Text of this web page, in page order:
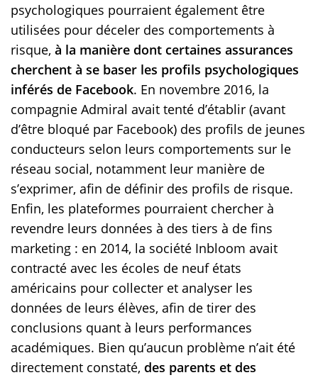
psychologiques pourraient également être
utilisées pour déceler des comportements à
risque, à la manière dont certaines assurances
cherchent à se baser les profils psychologiques
inférés de Facebook. En novembre 2016, la
compagnie Admiral avait tenté d’établir (avant
d’être bloqué par Facebook) des profils de jeunes
conducteurs selon leurs comportements sur le
réseau social, notamment leur manière de
s’exprimer, afin de définir des profils de risque.
Enfin, les plateformes pourraient chercher à
revendre leurs données à des tiers à de fins
marketing : en 2014, la société Inbloom avait
contracté avec les écoles de neuf états
américains pour collecter et analyser les
données de leurs élèves, afin de tirer des
conclusions quant à leurs performances
académiques. Bien qu’aucun problème n’ait été
directement constaté, des parents et des